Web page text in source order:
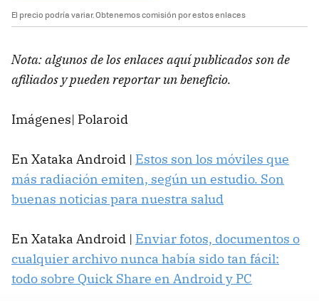
El precio podría variar. Obtenemos comisión por estos enlaces
Nota: algunos de los enlaces aquí publicados son de
afiliados y pueden reportar un beneficio.
Imágenes| Polaroid
En Xataka Android | Estos son los móviles que
más radiación emiten, según un estudio. Son
buenas noticias para nuestra salud
En Xataka Android | Enviar fotos, documentos o
cualquier archivo nunca había sido tan fácil:
todo sobre Quick Share en Android y PC